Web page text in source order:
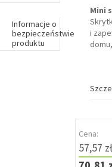
Informacje o
bezpieczeństwie
produktu
Mini
i
Cena:
57,57